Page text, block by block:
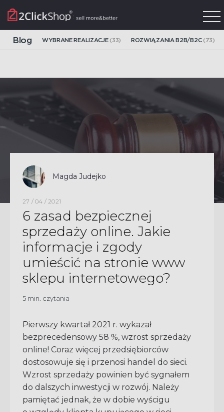
Blog WYBRANE REALIZACJE (33) ROZWIĄZANIA B2B/B2C (73)
Magda Judejko
27 / 04 / 2021
6 zasad bezpiecznej
sprzedaży online. Jakie
informacje i zgody
umieścić na stronie www
sklepu internetowego?
5 min. czytania
Pierwszy kwartał 2021 r. wykazał
bezprecedensowy 58 %, wzrost sprzedaży
online! Coraz więcej przedsiębiorców
dostosowuje się i przenosi handel do sieci.
Wzrost sprzedaży powinien być sygnałem
do dalszych inwestycji w rozwój. Należy
pamiętać jednak, że w dobie wyścigu